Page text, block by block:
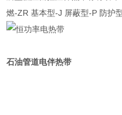
燃-ZR 基本型-J 屏蔽型-P 防护
石油管道电伴热带